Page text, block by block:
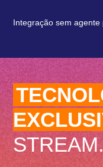
Integração sem agente